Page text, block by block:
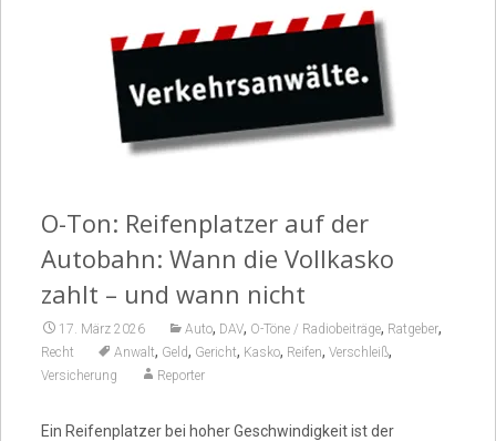
O-Ton: Reifenplatzer auf der
Autobahn: Wann die Vollkasko
zahlt – und wann nicht
17. März 2026 Auto, DAV, O-Töne / Radiobeiträge, Ratgeber,
Recht Anwalt, Geld, Gericht, Kasko, Reifen, Verschleiß,
Versicherung Reporter
Ein Reifenplatzer bei hoher Geschwindigkeit ist der